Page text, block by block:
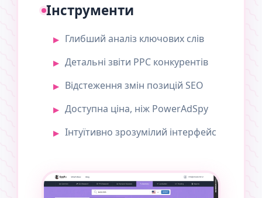
Інструменти
Глибший аналіз ключових слів
Детальні звіти PPC конкурентів
Відстеження змін позицій SEO
Доступна ціна, ніж PowerAdSpy
Інтуїтивно зрозумілий інтерфейс